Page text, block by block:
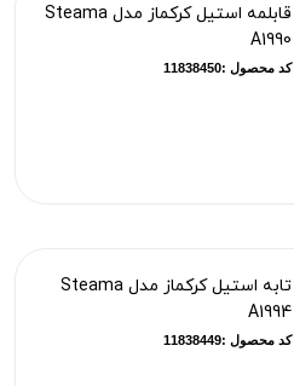
قابلمه استیل کرکماز مدل Steama
A1990
کد محصول :11838450
تابه استیل کرکماز مدل Steama
A1994
کد محصول :11838449